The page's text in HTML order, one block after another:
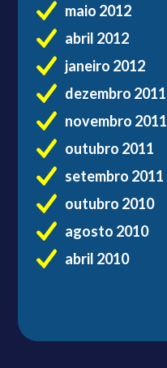
maio 2012
abril 2012
janeiro 2012
dezembro 2011
novembro 2011
outubro 2011
setembro 2011
outubro 2010
agosto 2010
abril 2010